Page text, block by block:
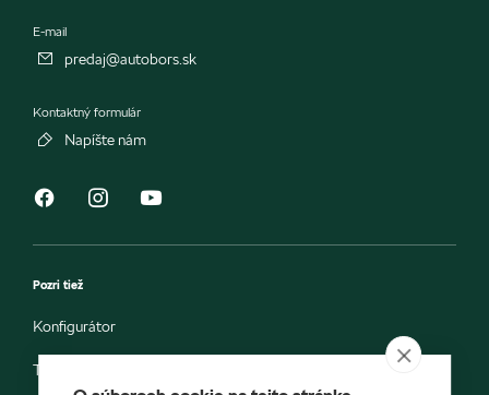
E-mail
predaj@autobors.sk
Kontaktný formulár
Napíšte nám
Pozri tiež
Konfigurátor
Testovacia jazda